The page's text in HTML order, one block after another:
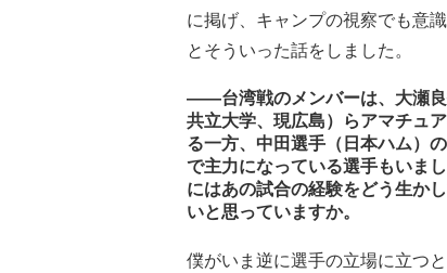
に掲げ、キャンプの視察でも意
とそういった話をしました。
――台湾戦のメンバーは、大瀬良
共立大学、現広島）らアマチュ
る一方、中田選手（日本ハム）
で主力になっている選手もいま
にはあの試合の経験をどう生か
いと思っていますか。
僕がいま逆に選手の立場に立つ